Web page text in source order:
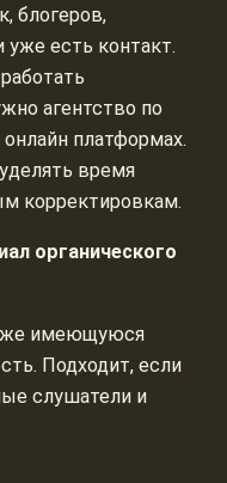
блогеров,
есть контакт.
агентство по
платформах.
время
корректировкам.
органического
имеющуюся
Подходит, если
слушатели и